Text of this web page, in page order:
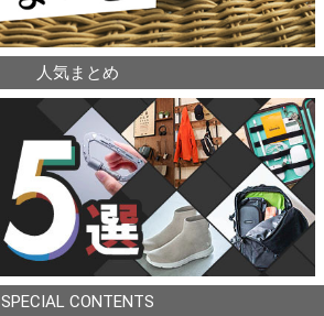
人気まとめ
SPECIAL CONTENTS